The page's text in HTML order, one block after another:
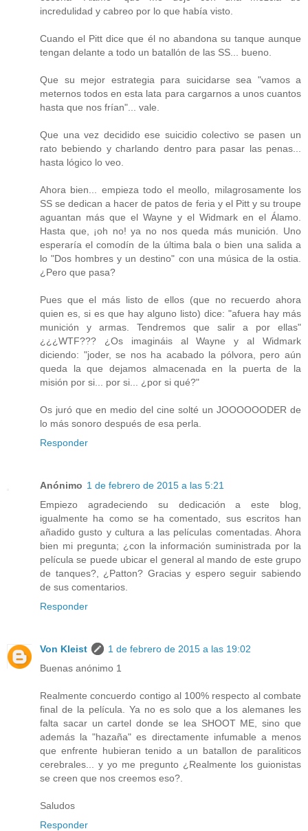
incredulidad y cabreo por lo que había visto.
Cuando el Pitt dice que él no abandona su tanque aunque
tengan delante a todo un batallón de las SS... bueno.
Que su mejor estrategia para suicidarse sea "vamos a
meternos todos en esta lata para cargarnos a unos cuantos
hasta que nos frían"... vale.
Que una vez decidido ese suicidio colectivo se pasen un
rato bebiendo y charlando dentro para pasar las penas...
hasta lógico lo veo.
Ahora bien... empieza todo el meollo, milagrosamente los
SS se dedican a hacer de patos de feria y el Pitt y su troupe
aguantan más que el Wayne y el Widmark en el Álamo.
Hasta que, ¡oh no! ya no nos queda más munición. Uno
esperaría el comodín de la última bala o bien una salida a
lo "Dos hombres y un destino" con una música de la ostia.
¿Pero que pasa?
Pues que el más listo de ellos (que no recuerdo ahora
quien es, si es que hay alguno listo) dice: "afuera hay más
munición y armas. Tendremos que salir a por ellas"
¿¿¿WTF??? ¿Os imagináis al Wayne y al Widmark
diciendo: "joder, se nos ha acabado la pólvora, pero aún
queda la que dejamos almacenada en la puerta de la
misión por si... por si... ¿por si qué?"
Os juró que en medio del cine solté un JOOOOOODER de
lo más sonoro después de esa perla.
Responder
Anónimo 1 de febrero de 2015 a las 5:21
Empiezo agradeciendo su dedicación a este blog,
igualmente ha como se ha comentado, sus escritos han
añadido gusto y cultura a las películas comentadas. Ahora
bien mi pregunta; ¿con la información suministrada por la
película se puede ubicar el general al mando de este grupo
de tanques?, ¿Patton? Gracias y espero seguir sabiendo
de sus comentarios.
Responder
Von Kleist
1 de febrero de 2015 a las 19:02
Buenas anónimo 1
Realmente concuerdo contigo al 100% respecto al combate
final de la película. Ya no es solo que a los alemanes les
falta sacar un cartel donde se lea SHOOT ME, sino que
además la "hazaña" es directamente infumable a menos
que enfrente hubieran tenido a un batallon de paraliticos
cerebrales... y yo me pregunto ¿Realmente los guionistas
se creen que nos creemos eso?.
Saludos
Responder